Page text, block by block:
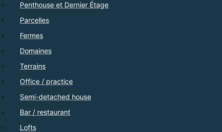
Penthouse et Dernier Étage
Parcelles
Fermes
Domaines
Terrains
Office / practice
Semi-detached house
Bar / restaurant
Lofts